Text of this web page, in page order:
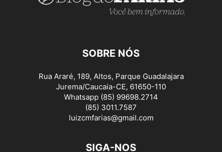
SOBRE NÓS
Rua Araré, 189, Altos, Parque Guadalajara
Jurema/Caucaia-CE, 61650-110
Whatsapp (85) 99698.2714
(85) 3011.7587
luizcmfarias@gmail.com
SIGA-NOS